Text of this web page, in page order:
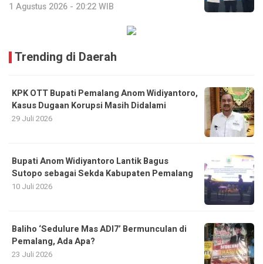
1 Agustus 2026 - 20:22 WIB
Trending di Daerah
KPK OTT Bupati Pemalang Anom Widiyantoro,
Kasus Dugaan Korupsi Masih Didalami
29 Juli 2026
Bupati Anom Widiyantoro Lantik Bagus
Sutopo sebagai Sekda Kabupaten Pemalang
10 Juli 2026
Baliho ‘Sedulure Mas ADI7’ Bermunculan di
Pemalang, Ada Apa?
23 Juli 2026